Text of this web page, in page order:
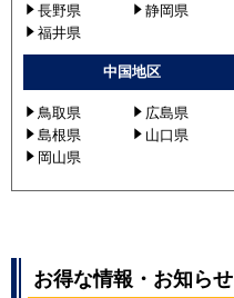
長野県
静岡県
福井県
中国地区
鳥取県
広島県
島根県
山口県
岡山県
お得な情報・お知らせ